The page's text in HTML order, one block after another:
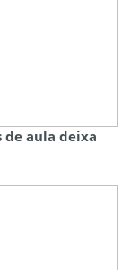
de aula deixa